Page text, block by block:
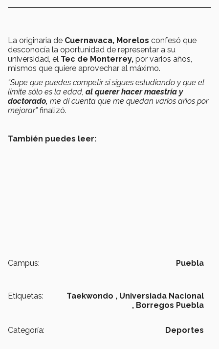
La originaria de Cuernavaca, Morelos confesó que
desconocía la oportunidad de representar a su
universidad, el Tec de Monterrey, por varios años,
mismos que quiere aprovechar al máximo.
“Supe que puedes competir si sigues estudiando y que el
límite sólo es la edad, al querer hacer maestría y
doctorado, me di cuenta que me quedan varios años por
mejorar”finalizó.
También puedes leer:
Campus: Puebla
Etiquetas: Taekwondo , Universiada Nacional
, Borregos Puebla
Categoría: Deportes